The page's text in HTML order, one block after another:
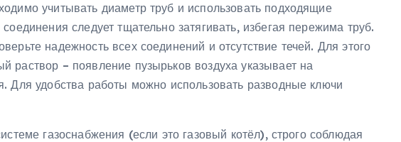
учитывать диаметр труб и использовать подходящие
следует тщательно затягивать, избегая пережима труб.
надежность всех соединений и отсутствие течей. Для этого
раствор – появление пузырьков воздуха указывает на
Для удобства работы можно использовать разводные ключи
газоснабжения (если это газовый котёл), строго соблюдая